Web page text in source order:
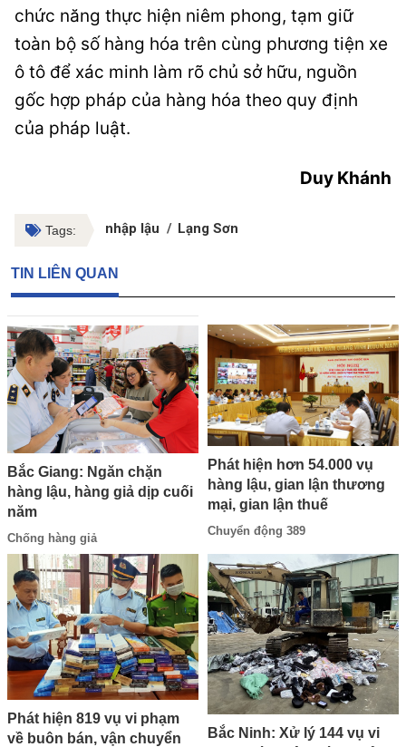
chức năng thực hiện niêm phong, tạm giữ
toàn bộ số hàng hóa trên cùng phương tiện xe
ô tô để xác minh làm rõ chủ sở hữu, nguồn
gốc hợp pháp của hàng hóa theo quy định
của pháp luật.
Duy Khánh
Tags: nhập lậu Lạng Sơn
TIN LIÊN QUAN
Bắc Giang: Ngăn chặn
hàng lậu, hàng giả dịp cuối
năm
Chống hàng giả
Phát hiện hơn 54.000 vụ
hàng lậu, gian lận thương
mại, gian lận thuế
Chuyển động 389
Phát hiện 819 vụ vi phạm
về buôn bán, vận chuyển
Bắc Ninh: Xử lý 144 vụ vi